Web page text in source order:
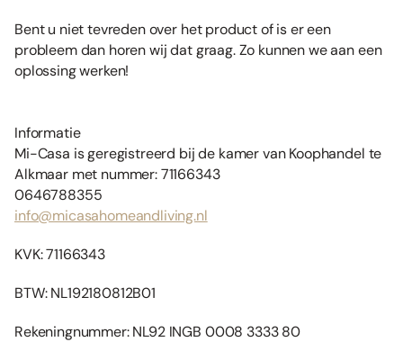
Bent u niet tevreden over het product of is er een
probleem dan horen wij dat graag. Zo kunnen we aan een
oplossing werken!
Informatie
Mi-Casa is geregistreerd bij de kamer van Koophandel te
Alkmaar met nummer: 71166343
0646788355
info@micasahomeandliving.nl
KVK: 71166343
BTW: NL192180812B01
Rekeningnummer: NL92 INGB 0008 3333 80